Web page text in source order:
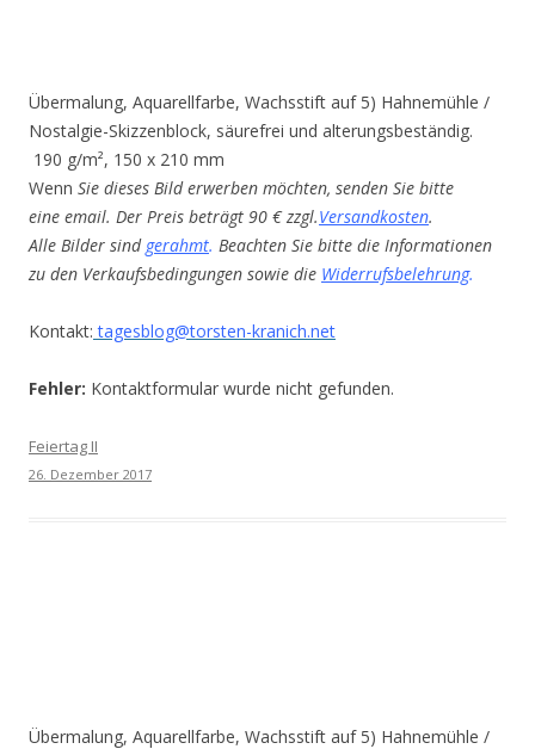
Übermalung, Aquarellfarbe, Wachsstift auf 5) Hahnemühle /
Nostalgie-Skizzenblock, säurefrei und alterungsbeständig.
190 g/m², 150 x 210 mm
Wenn Sie dieses Bild erwerben möchten, senden Sie bitte
eine email. Der Preis beträgt 90 € zzgl.Versandkosten.
Alle Bilder sind gerahmt. Beachten Sie bitte die Informationen
zu den Verkaufsbedingungen sowie die Widerrufsbelehrung.
Kontakt: tagesblog@torsten-kranich.net
Fehler: Kontaktformular wurde nicht gefunden.
Feiertag II
26. Dezember 2017
Übermalung, Aquarellfarbe, Wachsstift auf 5) Hahnemühle /